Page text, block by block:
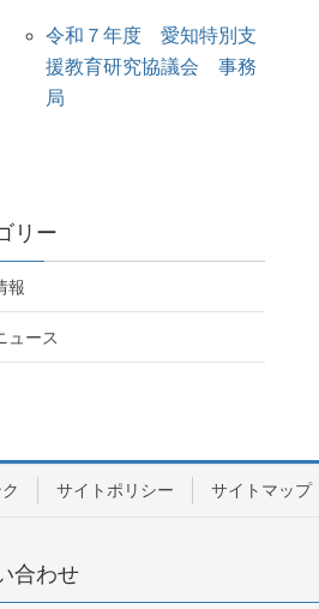
令和７年度 愛知特別支
援教育研究協議会 事務
局
リー
報
ュース
サイトポリシー サイトマップ
合わせ